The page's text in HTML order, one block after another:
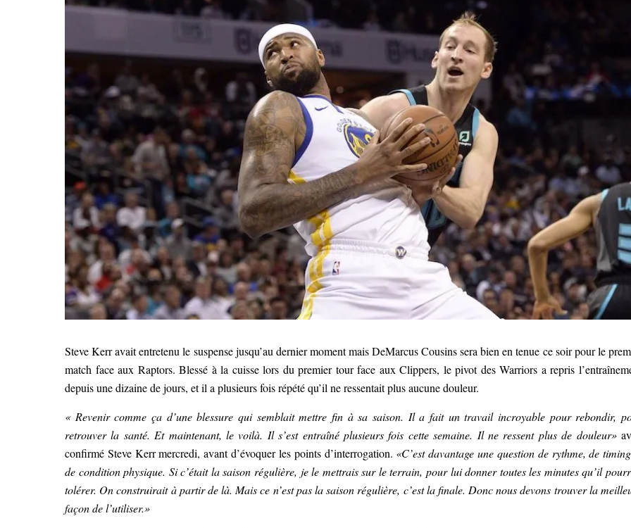
Steve Kerr avait entretenu le suspense jusqu’au dernier moment mais DeMarcus Cousins sera bien en tenue ce soir pour le
match face aux Raptors. Blessé à la cuisse lors du premier tour face aux Clippers, le pivot des Warriors a repris
depuis une dizaine de jours, et il a plusieurs fois répété qu’il ne ressentait plus aucune douleur.
« Revenir comme ça d’une blessure qui semblait mettre fin à sa saison. Il a fait un travail incroyable pour rebondir,
retrouver la santé. Et maintenant, le voilà. Il s’est entraîné plusieurs fois cette semaine. Il ne ressent plus de douleur»
confirmé Steve Kerr mercredi, avant d’évoquer les points d’interrogation. «C’est davantage une question de rythme, de
de condition physique. Si c’était la saison régulière, je le mettrais sur le terrain, pour lui donner toutes les minutes qu’il
tolérer. On construirait à partir de là. Mais ce n’est pas la saison régulière, c’est la finale. Donc nous devons trouver la
façon de l’utiliser.»